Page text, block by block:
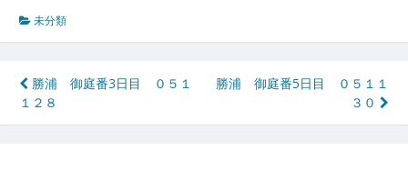
未分類
投
稿
勝浦 御庭番3日目 ０５１
１２８
勝浦 御庭番5日目 ０５１１
３０